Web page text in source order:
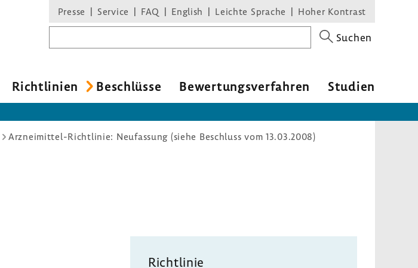
Presse Service FAQ English Leichte Sprache Hoher Kontrast
Suchen
Richt­li­nien Beschlüsse Bewer­tungs­ver­fahren Studien
Arzneimittel-Richtlinie: Neufassung (siehe Beschluss vom 13.03.2008)
Richt­linie